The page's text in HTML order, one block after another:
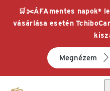
🛒✂️ÁFAmentes napok*
vásárlása esetén
Megnézem